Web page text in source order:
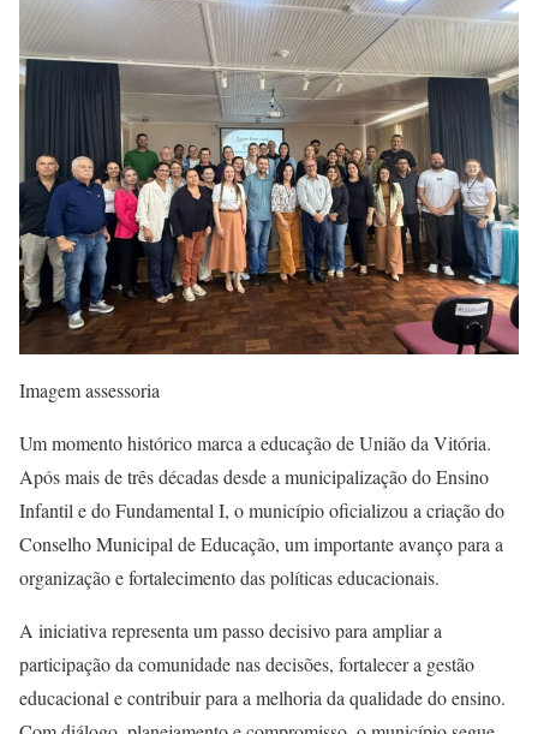
Imagem assessoria
Um momento histórico marca a educação de União da Vitória.
Após mais de três décadas desde a municipalização do Ensino
Infantil e do Fundamental I, o município oficializou a criação do
Conselho Municipal de Educação, um importante avanço para a
organização e fortalecimento das políticas educacionais.
A iniciativa representa um passo decisivo para ampliar a
participação da comunidade nas decisões, fortalecer a gestão
educacional e contribuir para a melhoria da qualidade do ensino.